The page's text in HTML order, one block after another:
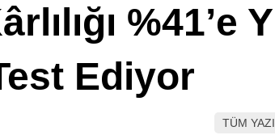
%41’e
Ediyor
TÜM